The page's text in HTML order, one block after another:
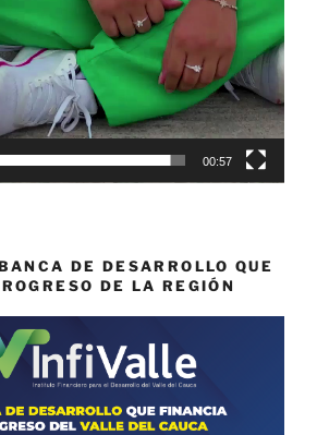
00:57
DE DESARROLLO QUE
DE LA REGIÓN